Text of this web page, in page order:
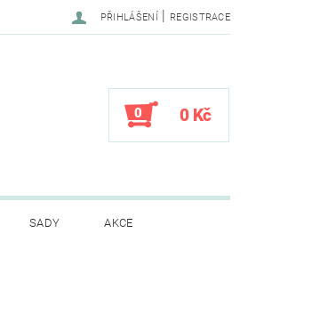
PŘIHLÁŠENÍ | REGISTRACE
0 0 Kč
SADY AKCE